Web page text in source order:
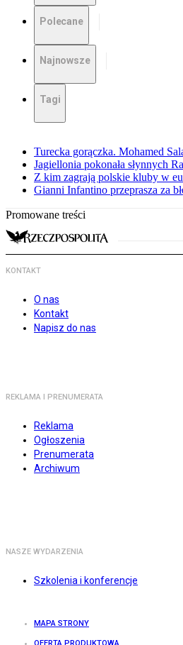
Polecane
Najnowsze
Tagi
Turecka gorączka. Mohamed
Jagiellonia pokonała słynnych
Z kim zagrają polskie kluby w
Gianni Infantino przeprasza za
Promowane treści
KONTAKT
O nas
Kontakt
Napisz do nas
REKLAMA I PRENUMERATA
Reklama
Ogłoszenia
Prenumerata
Archiwum
NASZE WYDARZENIA
Szkolenia i konferencje
MAPA STRONY